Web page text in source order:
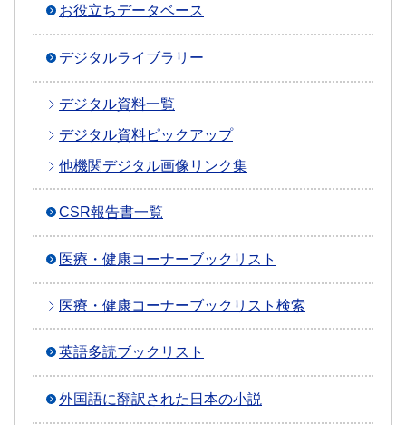
お役立ちデータベース
デジタルライブラリー
デジタル資料一覧
デジタル資料ピックアップ
他機関デジタル画像リンク集
CSR報告書一覧
医療・健康コーナーブックリスト
医療・健康コーナーブックリスト検索
英語多読ブックリスト
外国語に翻訳された日本の小説